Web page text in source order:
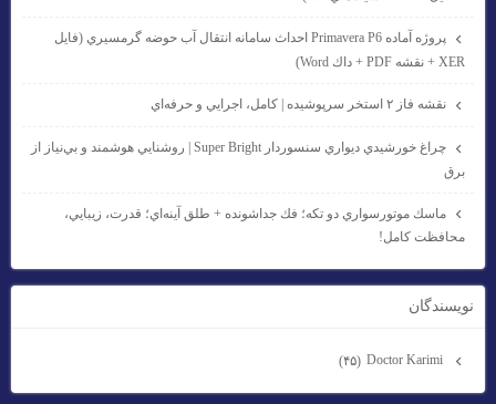
پروژه آماده Primavera P6 احداث سامانه انتقال آب حوضه گرمسيري (فايل
XER + نقشه PDF + داك Word)
نقشه فاز ۲ استخر سرپوشيده | كامل، اجرايي و حرفه‌اي
چراغ خورشيدي ديواري سنسوردار Super Bright | روشنايي هوشمند و بي‌نياز از
برق
ماسك موتورسواري دو تكه؛ فك جداشونده + طلق آينه‌اي؛ قدرت، زيبايي،
محافظت كامل!
نويسندگان
(۴۵)